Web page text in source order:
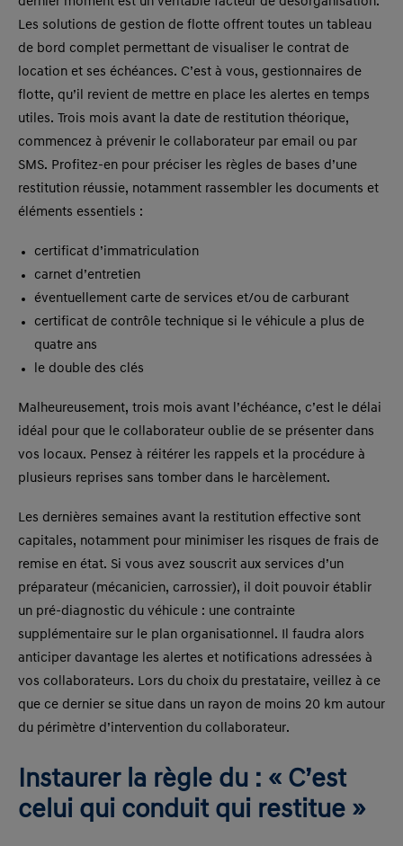
Les solutions de gestion de flotte offrent toutes un tableau
de bord complet permettant de visualiser le contrat de
location et ses échéances. C’est à vous, gestionnaires de
flotte, qu’il revient de mettre en place les alertes en temps
utiles. Trois mois avant la date de restitution théorique,
commencez à prévenir le collaborateur par email ou par
SMS. Profitez-en pour préciser les règles de bases d’une
restitution réussie, notamment rassembler les documents et
éléments essentiels :
certificat d’immatriculation
carnet d’entretien
éventuellement carte de services et/ou de carburant
certificat de contrôle technique si le véhicule a plus de
quatre ans
le double des clés
Malheureusement, trois mois avant l’échéance, c’est le délai
idéal pour que le collaborateur oublie de se présenter dans
vos locaux. Pensez à réitérer les rappels et la procédure à
plusieurs reprises sans tomber dans le harcèlement.
Les dernières semaines avant la restitution effective sont
capitales, notamment pour minimiser les risques de frais de
remise en état. Si vous avez souscrit aux services d’un
préparateur (mécanicien, carrossier), il doit pouvoir établir
un pré-diagnostic du véhicule : une contrainte
supplémentaire sur le plan organisationnel. Il faudra alors
anticiper davantage les alertes et notifications adressées à
vos collaborateurs. Lors du choix du prestataire, veillez à ce
que ce dernier se situe dans un rayon de moins 20 km autour
du périmètre d’intervention du collaborateur.
Instaurer la règle du : « C’est
celui qui conduit qui restitue »